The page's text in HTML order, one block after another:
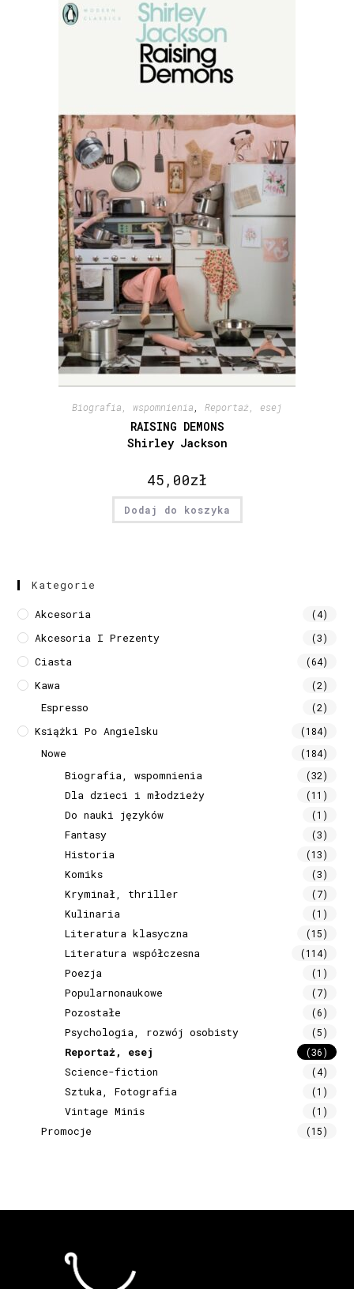
Biografia, wspomnienia Reportaż, esej
RAISING DEMONS
Shirley Jackson
45,00zł
Dodaj do koszyka
Kategorie
Akcesoria (4)
Akcesoria I Prezenty (3)
Ciasta (64)
Kawa (2)
Espresso (2)
Książki Po Angielsku (184)
Nowe (184)
Biografia, wspomnienia (32)
Dla dzieci i młodzieży (11)
Do nauki języków (1)
Fantasy (3)
Historia (13)
Komiks (3)
Kryminał, thriller (7)
Kulinaria (1)
Literatura klasyczna (15)
Literatura współczesna (114)
Poezja (1)
Popularnonaukowe (7)
Pozostałe (6)
Psychologia, rozwój osobisty (5)
Reportaż, esej (36)
Science-fiction (4)
Sztuka, Fotografia (1)
Vintage Minis (1)
Promocje (15)